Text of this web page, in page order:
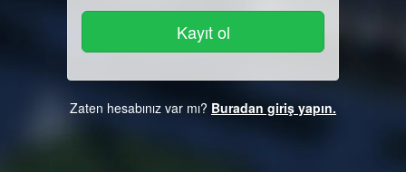
Zaten hesabınız var mı? Buradan giriş yapın.